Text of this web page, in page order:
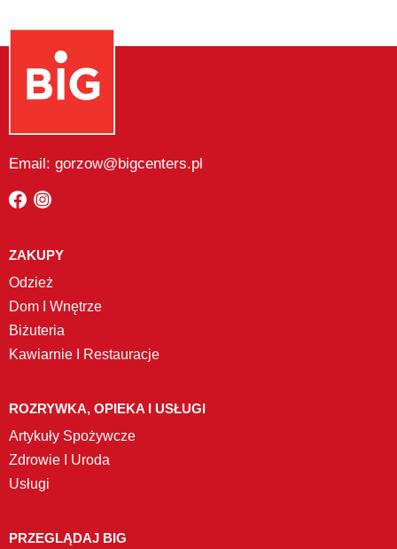
Email: gorzow@bigcenters.pl
ZAKUPY
Odzież
Dom I Wnętrze
Biżuteria
Kawiarnie I Restauracje
ROZRYWKA, OPIEKA I USŁUGI
Artykuły Spożywcze
Zdrowie I Uroda
Usługi
PRZEGLĄDAJ BIG